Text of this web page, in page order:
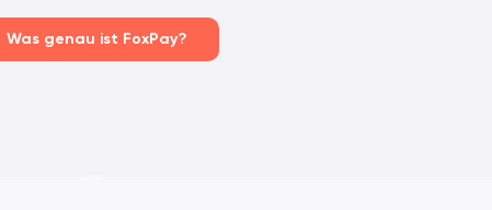
Was genau ist FoxPay?